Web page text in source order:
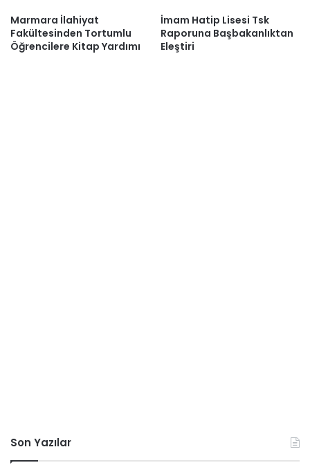
Marmara İlahiyat
Fakültesinden Tortumlu
Öğrencilere Kitap Yardımı
İmam Hatip Lisesi Tsk
Raporuna Başbakanlıktan
Eleştiri
Son Yazılar